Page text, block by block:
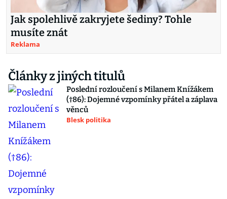
Jak spolehlivě zakryjete šediny? Tohle
musíte znát
Reklama
Články z jiných titulů
Poslední rozloučení s Milanem Knížákem
(†86): Dojemné vzpomínky přátel a záplava
věnců
Blesk politika